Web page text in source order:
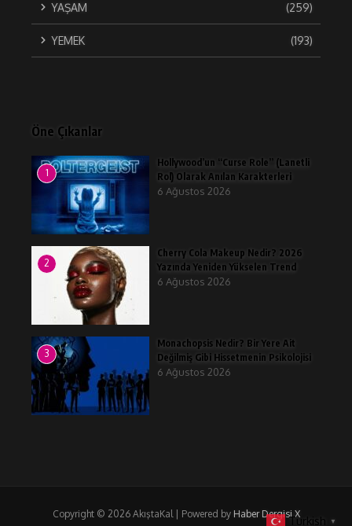
YAŞAM (259)
YEMEK (193)
Öne Çıkanlar
1
Hollywood’un “Curse Role” (Lanetli
Rol) Olarak Anılan Karakterleri
6 Ağustos 2026
2
Cherry Cola Makeup Nedir? 2026
Yazında Yeniden Yükselen Trend
6 Ağustos 2026
3
Monachopsis Nedir? Bir Yere Ait
Değilmiş Gibi Hissetmenin Psikolojisi
6 Ağustos 2026
Copyright © 2026 AkıştaKal | Powered by Haber Dergisi XTurkish ▼